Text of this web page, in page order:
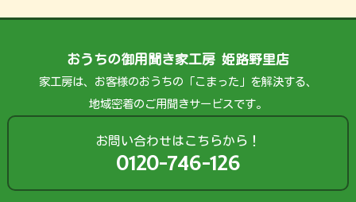
おうちの御用聞き家工房 姫路野里店
家工房は、お客様のおうちの「こまった」を解決する、
地域密着のご用聞きサービスです。
お問い合わせはこちらから！
0120-746-126